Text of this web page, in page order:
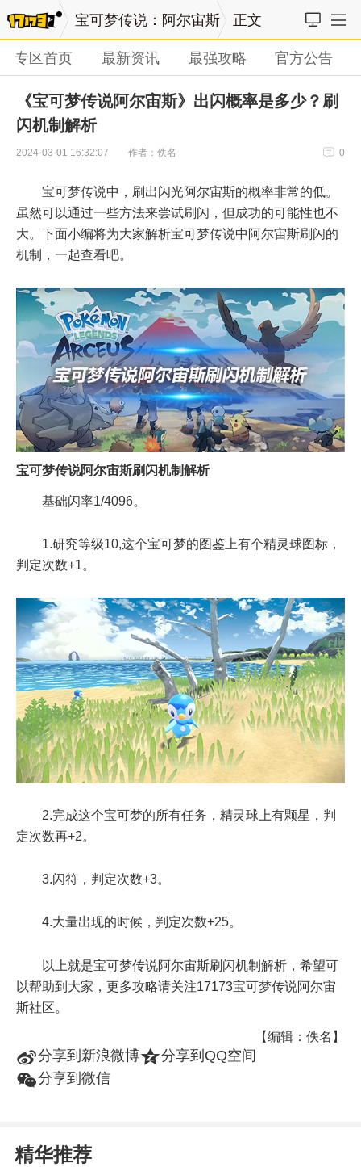
宝可梦传说：阿尔宙斯 正文
专区首页 最新资讯 最强攻略 官方公告
《宝可梦传说阿尔宙斯》出闪概率是多少？刷
闪机制解析
2024-03-01 16:32:07 作者：佚名 0
宝可梦传说中，刷出闪光阿尔宙斯的概率非常的低。
虽然可以通过一些方法来尝试刷闪，但成功的可能性也不
大。下面小编将为大家解析宝可梦传说中阿尔宙斯刷闪的
机制，一起查看吧。
宝可梦传说阿尔宙斯刷闪机制解析
基础闪率1/4096。
1.研究等级10,这个宝可梦的图鉴上有个精灵球图标，
判定次数+1。
2.完成这个宝可梦的所有任务，精灵球上有颗星，判
定次数再+2。
3.闪符，判定次数+3。
4.大量出现的时候，判定次数+25。
以上就是宝可梦传说阿尔宙斯刷闪机制解析，希望可
以帮助到大家，更多攻略请关注17173宝可梦传说阿尔宙
斯社区。
【编辑：佚名】
t分享到新浪微博z分享到QQ空间
w分享到微信
精华推荐